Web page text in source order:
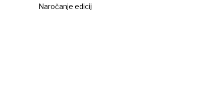
Naročanje edicij